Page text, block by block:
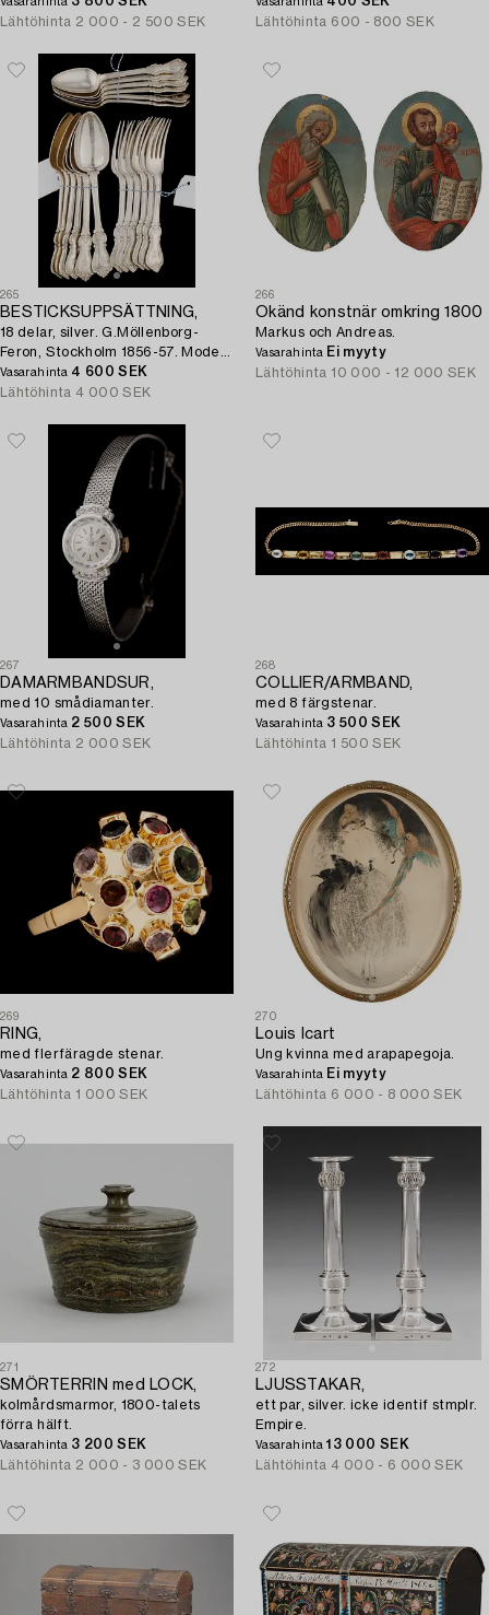
Vasarahinta
Lähtöhinta 2 000 - 2 500 SEK
Vasarahinta
Lähtöhinta 600 - 800 SEK
265
BESTICKSUPPSÄTTNING,
18 delar, silver. G.Möllenborg-
Feron, Stockholm 1856-57. Modell
Olga.
Vasarahinta 4 600 SEK
Lähtöhinta 4 000 SEK
266
Okänd konstnär omkring 1800
Markus och Andreas.
Vasarahinta Ei myyty
Lähtöhinta 10 000 - 12 000 SEK
267
DAMARMBANDSUR,
med 10 smådiamanter.
Vasarahinta 2 500 SEK
Lähtöhinta 2 000 SEK
268
COLLIER/ARMBAND,
med 8 färgstenar.
Vasarahinta 3 500 SEK
Lähtöhinta 1 500 SEK
269
RING,
med flerfäragde stenar.
Vasarahinta 2 800 SEK
Lähtöhinta 1 000 SEK
270
Louis Icart
Ung kvinna med arapapegoja.
Vasarahinta Ei myyty
Lähtöhinta 6 000 - 8 000 SEK
271
SMÖRTERRIN med LOCK,
kolmårdsmarmor, 1800-talets
förra hälft.
Vasarahinta 3 200 SEK
Lähtöhinta 2 000 - 3 000 SEK
272
LJUSSTAKAR,
ett par, silver. icke identif stmplr.
Empire.
Vasarahinta13 000 SEK
Lähtöhinta 4 000 - 6 000 SEK